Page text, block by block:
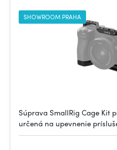
SHOWROOM PRAHA
Súprava SmallRig Cage Kit
určená na upevnenie